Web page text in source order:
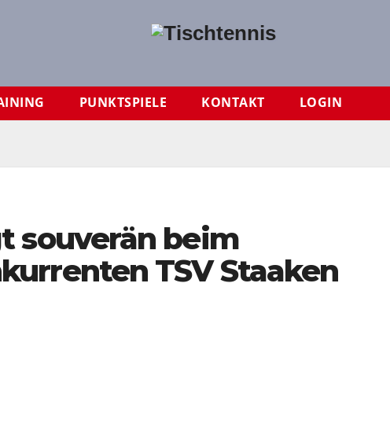
PUNKTSPIELE KONTAKT LOGIN
souverän beim
TSV Staaken